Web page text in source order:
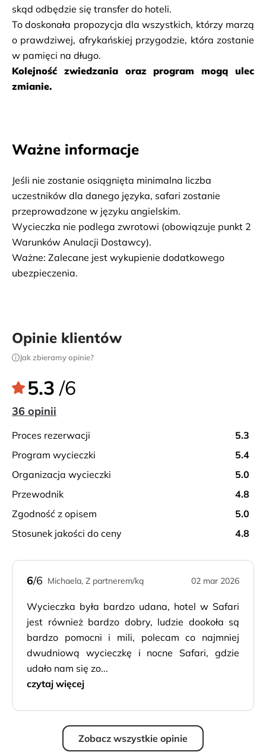
skąd odbędzie się transfer do hoteli.
To doskonała propozycja dla wszystkich, którzy marzą
o prawdziwej, afrykańskiej przygodzie, która zostanie
w pamięci na długo.
Kolejność zwiedzania oraz program mogą ulec
zmianie.
Ważne informacje
Jeśli nie zostanie osiągnięta minimalna liczba
uczestników dla danego języka, safari zostanie
przeprowadzone w języku angielskim.
Wycieczka nie podlega zwrotowi (obowiązuje punkt 2
Warunków Anulacji Dostawcy).
Ważne: Zalecane jest wykupienie dodatkowego
ubezpieczenia.
Opinie klientów
Jak zbieramy opinie?
5.3 /6
36 opinii
proces rezerwacji
5.3
program wycieczki
5.4
organizacja wycieczki
5.0
przewodnik
4.8
zgodność z opisem
5.0
stosunek jakości do ceny
4.8
6/6 Michaela, Z partnerem/ką 02 mar 2026
Wycieczka była bardzo udana, hotel w Safari
jest również bardzo dobry, ludzie dookoła są
bardzo pomocni i mili, polecam co najmniej
dwudniową wycieczkę i nocne Safari, gdzie
udało nam się zo...
czytaj więcej
Zobacz wszystkie opinie